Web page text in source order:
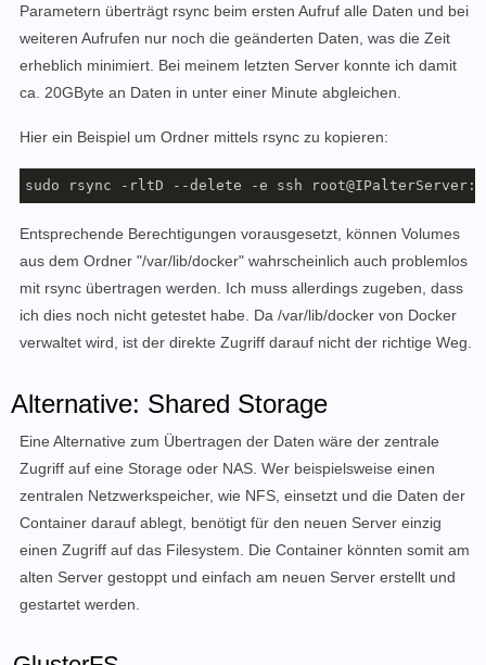
Parametern überträgt rsync beim ersten Aufruf alle Daten und bei
weiteren Aufrufen nur noch die geänderten Daten, was die Zeit
erheblich minimiert. Bei meinem letzten Server konnte ich damit
ca. 20GByte an Daten in unter einer Minute abgleichen.
Hier ein Beispiel um Ordner mittels rsync zu kopieren:
sudo rsync -rltD --delete -e ssh root@IPalterServer:/
Entsprechende Berechtigungen vorausgesetzt, können Volumes
aus dem Ordner "/var/lib/docker" wahrscheinlich auch problemlos
mit rsync übertragen werden. Ich muss allerdings zugeben, dass
ich dies noch nicht getestet habe. Da /var/lib/docker von Docker
verwaltet wird, ist der direkte Zugriff darauf nicht der richtige Weg.
Alternative: Shared Storage
Eine Alternative zum Übertragen der Daten wäre der zentrale
Zugriff auf eine Storage oder NAS. Wer beispielsweise einen
zentralen Netzwerkspeicher, wie NFS, einsetzt und die Daten der
Container darauf ablegt, benötigt für den neuen Server einzig
einen Zugriff auf das Filesystem. Die Container könnten somit am
alten Server gestoppt und einfach am neuen Server erstellt und
gestartet werden.